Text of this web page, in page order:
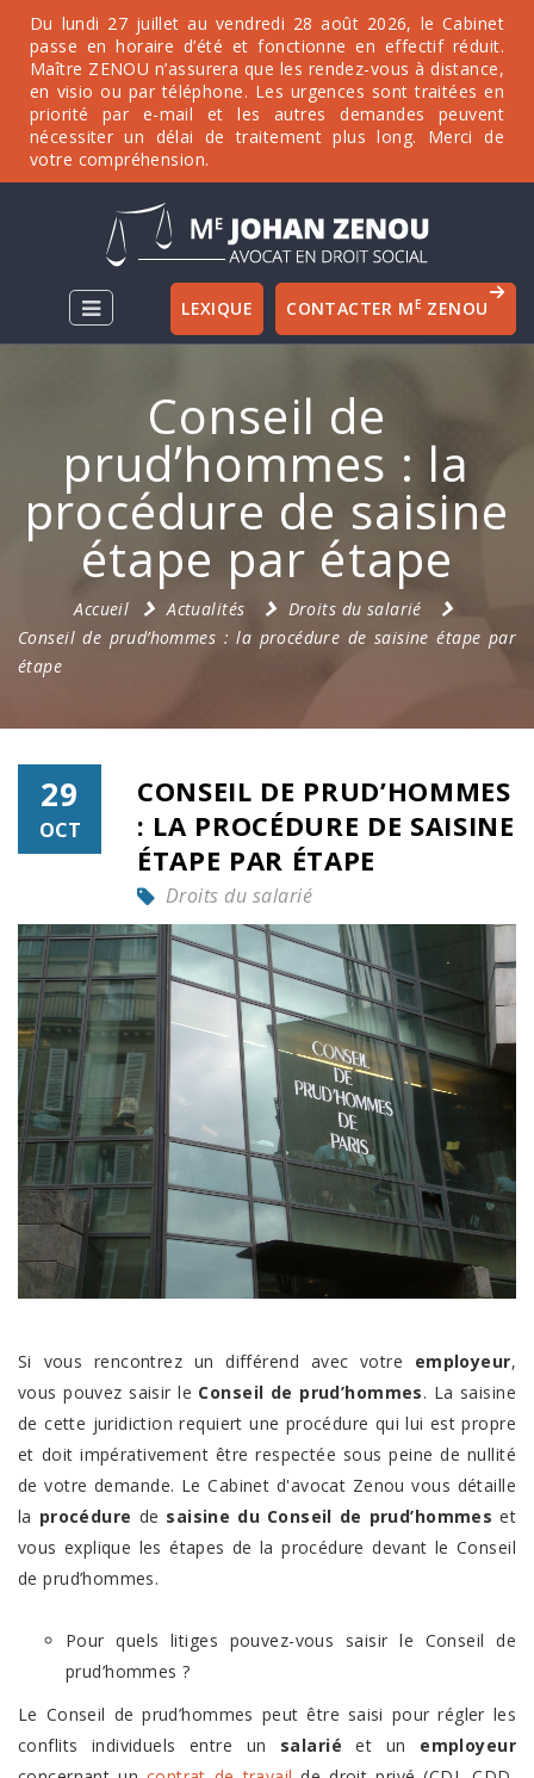
Du lundi 27 juillet au vendredi 28 août 2026, le Cabinet
passe en horaire d’été et fonctionne en effectif réduit.
Maître ZENOU n’assurera que les rendez-vous à distance,
en visio ou par téléphone. Les urgences sont traitées en
priorité par e-mail et les autres demandes peuvent
nécessiter un délai de traitement plus long. Merci de
votre compréhension.
CONTACTER ME ZENOU
LEXIQUE
Conseil de
prud’hommes : la
procédure de saisine
étape par étape
Accueil Actualités
Droits du salarié
Conseil de prud’hommes : la procédure de saisine étape par
étape
29
OCT
CONSEIL DE PRUD’HOMMES
: LA PROCÉDURE DE SAISINE
ÉTAPE PAR ÉTAPE
Droits du salarié
Si vous rencontrez un différend avec votre employeur,
vous pouvez saisir le Conseil de prud’hommes. La saisine
de cette juridiction requiert une procédure qui lui est propre
et doit impérativement être respectée sous peine de nullité
de votre demande. Le Cabinet d'avocat Zenou vous détaille
la procédure de saisine du Conseil de prud’hommes et
vous explique les étapes de la procédure devant le Conseil
de prud’hommes.
Pour quels litiges pouvez-vous saisir le Conseil de
prud’hommes ?
Le Conseil de prud’hommes peut être saisi pour régler les
conflits individuels entre un salarié et un employeur